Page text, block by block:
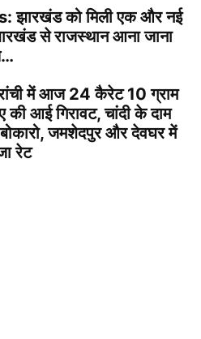
को मिली एक और नई
से राजस्थान आना जाना
में आज 24 कैरेट 10 ग्राम
आई गिरावट, चांदी के दाम
जमशेदपुर और देवघर में
रेट